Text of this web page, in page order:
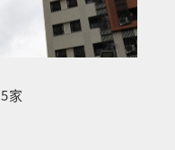
家